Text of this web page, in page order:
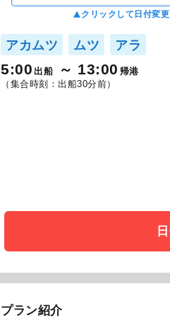
クリックして日付変更
アカムツ ムツ アラ
5:00 出船 13:00 帰港
（集合時刻：出船30分前）
プラン紹介